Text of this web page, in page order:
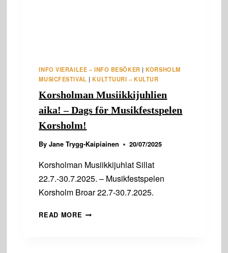
INFO VIERAILEE – INFO BESÖKER |KORSHOLM
MUSICFESTIVAL |KULTTUURI – KULTUR
Korsholman Musiikkijuhlien
aika! – Dags för Musikfestspelen
Korsholm!
By Jane Trygg-Kaipiainen 20/07/2025
Korsholman Musiikkijuhlat Sillat
22.7.-30.7.2025. – Musikfestspelen
Korsholm Broar 22.7-30.7.2025.
READ MORE KORSHOLMAN